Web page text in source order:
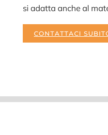
si adatta anche al
CONTATTACI